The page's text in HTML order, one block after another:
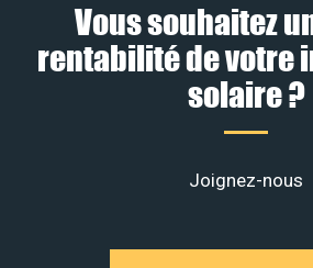
Vous souhaitez
rentabilité de votre
solaire ?
Joignez-nous